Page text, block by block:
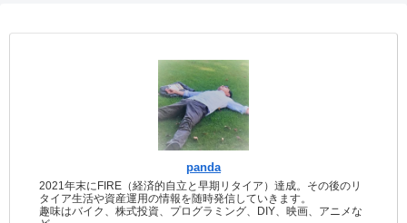
panda
2021年末にFIRE（経済的自立と早期リタイア）達成。その後のリ
タイア生活や資産運用の情報を随時発信していきます。
趣味はバイク、株式投資、プログラミング、DIY、映画、アニメな